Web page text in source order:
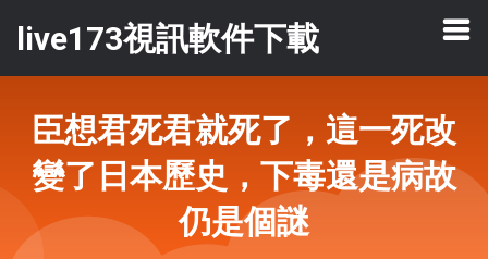
live173視訊軟件下載
臣想君死君就死了，這一死改
變了日本歷史，下毒還是病故
仍是個謎